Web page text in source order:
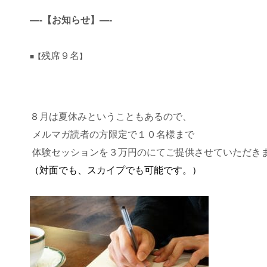
—-【お知らせ】—-
■【残席９名 】
８月は夏休みということもあるので、
メルマガ読者の方限定で１０名様まで
体験セッションを３万円のにてご提供させていただき
（対面でも、スカイプでも可能です。）